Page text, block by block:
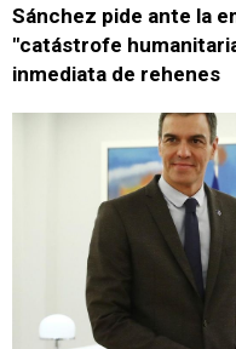
Sánchez pide ante la
"catástrofe
inmediata de rehenes